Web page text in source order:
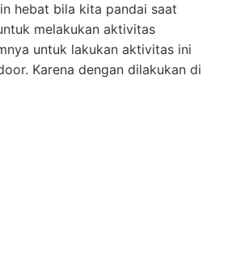
hebat bila kita pandai saat
melakukan aktivitas
untuk lakukan aktivitas ini
Karena dengan dilakukan di